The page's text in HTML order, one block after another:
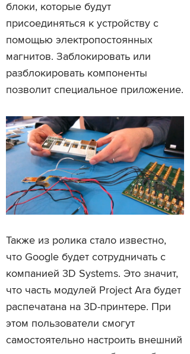
блоки, которые будут
присоединяться к устройству с
помощью электропостоянных
магнитов. Заблокировать или
разблокировать компоненты
позволит специальное приложение.
Также из ролика стало известно,
что Google будет сотрудничать с
компанией 3D Systems. Это значит,
что часть модулей Project Ara будет
распечатана на 3D-принтере. При
этом пользователи смогут
самостоятельно настроить внешний